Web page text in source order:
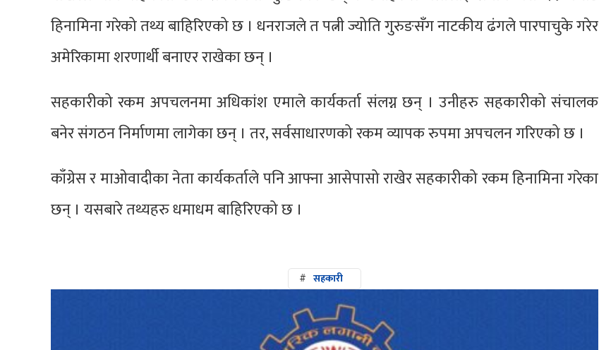
हिनामिना गरेको तथ्य बाहिरिएको छ । धनराजले त पत्नी ज्योति गुरुङसँग नाटकीय ढंगले पारपाचुके गरेर
अमेरिकामा शरणार्थी बनाएर राखेका छन् ।
सहकारीको रकम अपचलनमा अधिकांश एमाले कार्यकर्ता संलग्न छन् । उनीहरु सहकारीको संचालक
बनेर संगठन निर्माणमा लागेका छन् । तर, सर्वसाधारणको रकम व्यापक रुपमा अपचलन गरिएको छ ।
काँग्रेस र माओवादीका नेता कार्यकर्ताले पनि आफ्ना आसेपासो राखेर सहकारीको रकम हिनामिना गरेका
छन् । यसबारे तथ्यहरु धमाधम बाहिरिएको छ ।
# सहकारी